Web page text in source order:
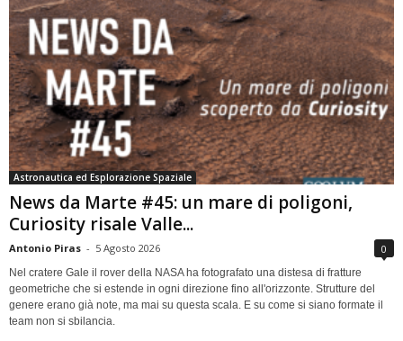
Astronautica ed Esplorazione Spaziale
News da Marte #45: un mare di poligoni,
Curiosity risale Valle...
Antonio Piras - 5 Agosto 2026 0
Nel cratere Gale il rover della NASA ha fotografato una distesa di fratture
geometriche che si estende in ogni direzione fino all'orizzonte. Strutture del
genere erano già note, ma mai su questa scala. E su come si siano formate il
team non si sbilancia.